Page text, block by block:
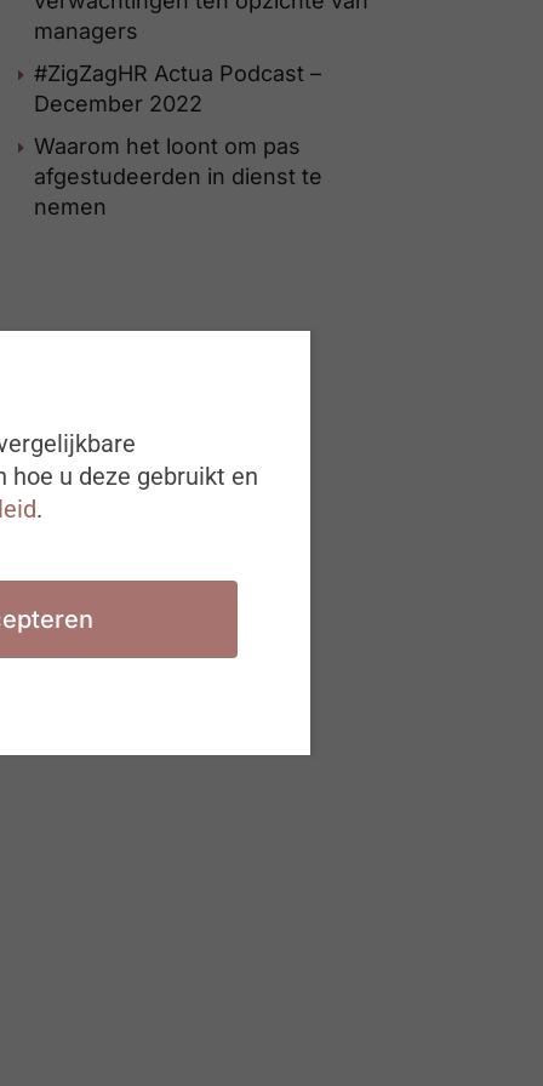
managers
#ZigZagHR Actua Podcast –
December 2022
Waarom het loont om pas
afgestudeerden in dienst te
nemen
u deze gebruikt en
.